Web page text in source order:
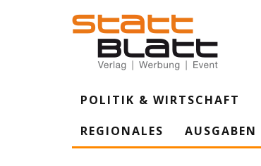
POLITIK & WIRTSCHAFT
REGIONALES
AUSGABEN